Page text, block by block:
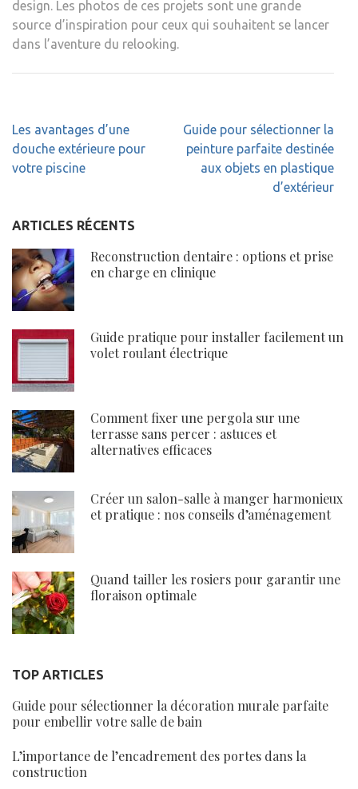
design. Les photos de ces projets sont une grande
source d’inspiration pour ceux qui souhaitent se lancer
dans l’aventure du relooking.
Navigation
de
l’article
Les avantages d’une
douche extérieure pour
votre piscine
Guide pour sélectionner la
peinture parfaite destinée
aux objets en plastique
d’extérieur
ARTICLES RÉCENTS
Reconstruction dentaire : options et prise
en charge en clinique
Guide pratique pour installer facilement un
volet roulant électrique
Comment fixer une pergola sur une
terrasse sans percer : astuces et
alternatives efficaces
Créer un salon-salle à manger harmonieux
et pratique : nos conseils d’aménagement
Quand tailler les rosiers pour garantir une
floraison optimale
TOP ARTICLES
Guide pour sélectionner la décoration murale parfaite
pour embellir votre salle de bain
L’importance de l’encadrement des portes dans la
construction